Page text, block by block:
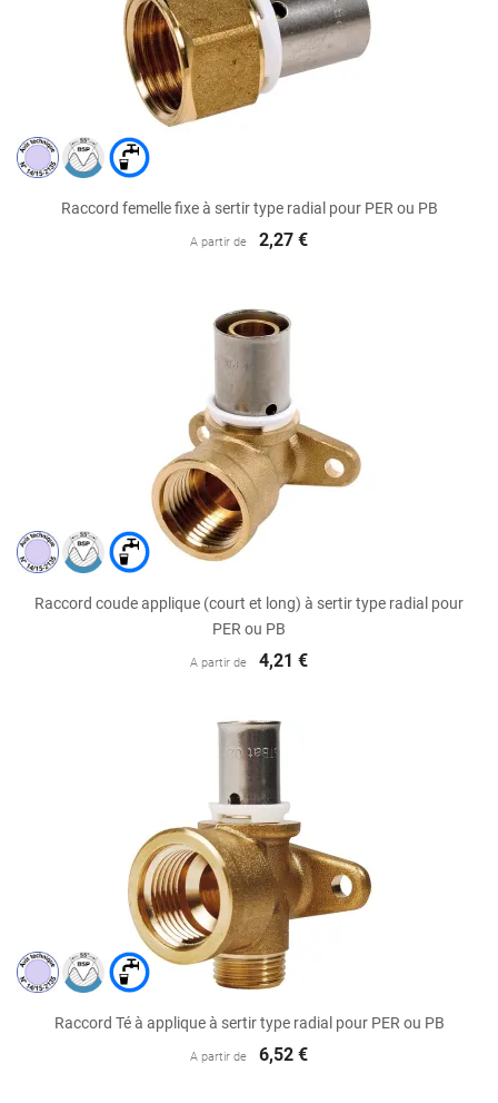
Raccord femelle fixe à sertir type radial pour PER ou PB
A partir de 2,27 €
Raccord coude applique (court et long) à sertir type radial pour
PER ou PB
A partir de 4,21 €
Raccord Té à applique à sertir type radial pour PER ou PB
A partir de 6,52 €